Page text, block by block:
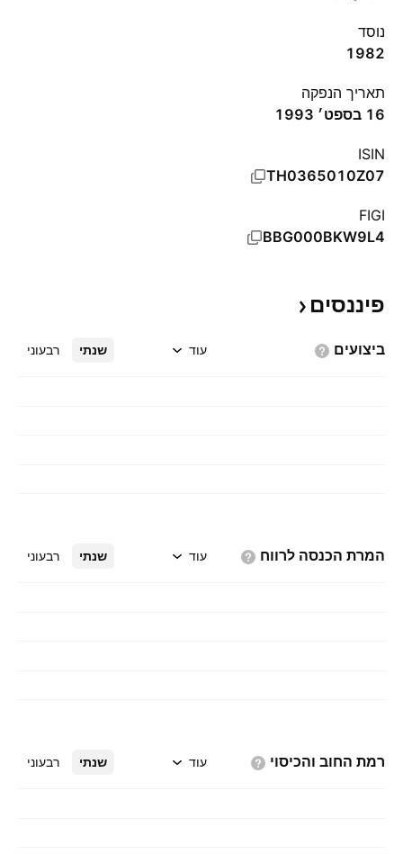
נוסד
1982
תאריך הנפקה
16 בספט׳ 1993
ISIN
TH0365010Z07
FIGI
BBG000BKW9L4
פיננסים
ביצועים שנתי רבעוני עוד
המרת הכנסה לרווח שנתי רבעוני עוד
רמת החוב והכיסוי שנתי רבעוני עוד